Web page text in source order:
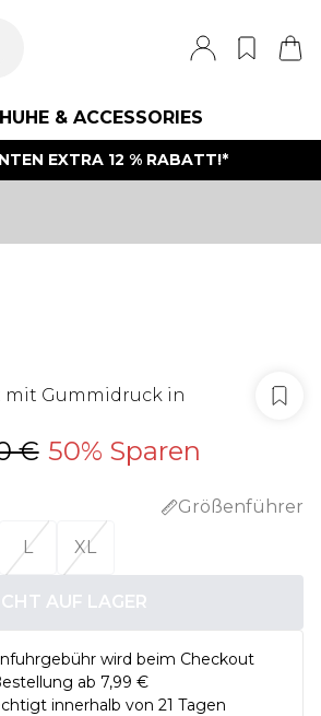
& ACCESSORIES
EXTRA 12 % RABATT!*
mit Gummidruck in
€ 50% Sparen
Größenführer
L XL
AUF LAGER
wird beim Checkout
ab 7,99 €
innerhalb von 21 Tagen